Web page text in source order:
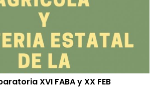
XVI FABA y XX FEB